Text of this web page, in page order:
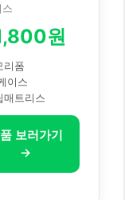
원
리폼
이스
트리스
보러가기
→